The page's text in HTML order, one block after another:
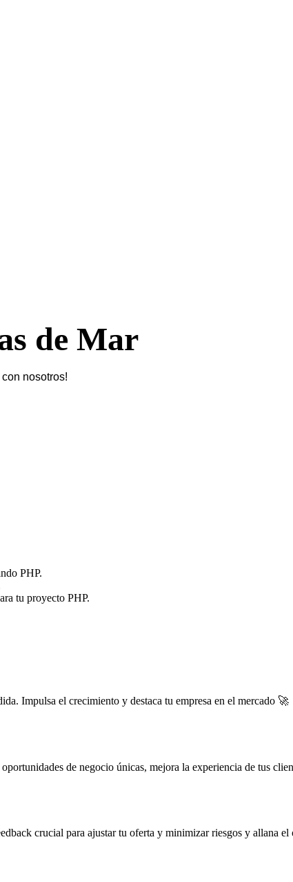
de Mar
nosotros!
PHP.
tu proyecto PHP.
Impulsa el crecimiento y destaca tu empresa en el mercado 🚀
de negocio únicas, mejora la experiencia de tus
crucial para ajustar tu oferta y minimizar riesgos y allana